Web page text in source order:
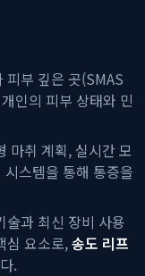
피부 깊은 곳(SMAS
인의 피부 상태와 민
마취 계획, 실시간 모
스템을 통해 통증을
술과 최신 장비 사용
심 요소로,송도 리프
.